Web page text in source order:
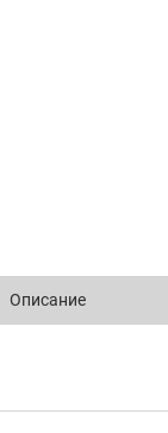
Описание